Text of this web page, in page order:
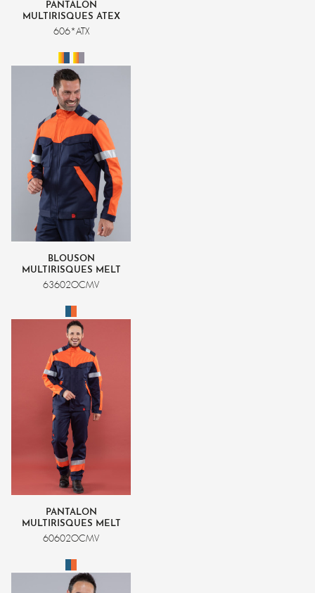
INTEMPÉRIES
PANTALON
MULTIRISQUES ATEX
PLUS HV ORANGE FLUO
606*ATX
BLOUSON
MULTIRISQUES MELT
MASTER
63602OCMV
PANTALON
MULTIRISQUES MELT
MASTER
60602OCMV